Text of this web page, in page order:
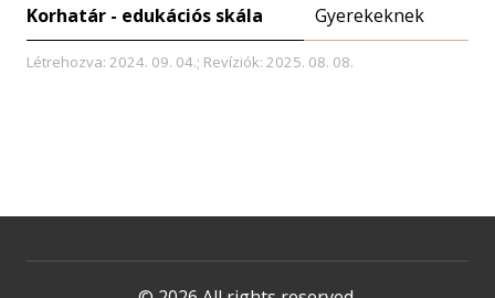
Korhatár - edukációs skála Gyerekeknek
Létrehozva: 2024. 09. 04.; Revíziók: 2025. 08. 08.